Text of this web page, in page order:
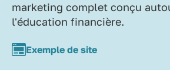
marketing complet conçu
l'éducation financière.
Exemple de site